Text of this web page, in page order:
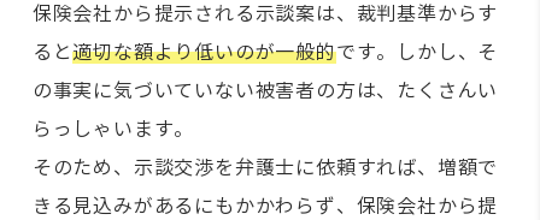
保険会社から提示される示談案は、裁判基準からす
ると適切な額より低いのが一般的です。しかし、そ
の事実に気づいていない被害者の方は、たくさんい
らっしゃいます。
そのため、示談交渉を弁護士に依頼すれば、増額で
きる見込みがあるにもかかわらず、保険会社から提